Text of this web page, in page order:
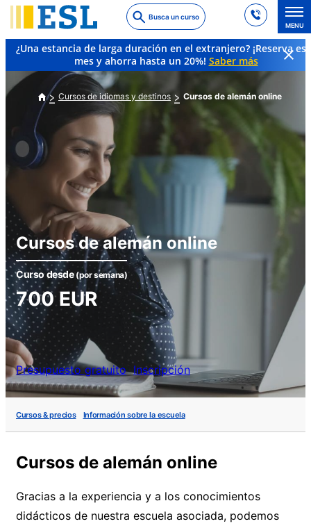
to
main
content
Busca un curso
MENU
¿Una estancia de larga duración en el extranjero? ¡Reserva
mes y ahorra hasta un 20%! Saber más
Cursos de idiomas y destinos Cursos de alemán online
Cursos de alemán online
Curso desde (por semana)
700EUR
Presupuesto gratuito Inscripción
Cursos & precios Información sobre la escuela
Cursos de alemán online
Gracias a la experiencia y a los conocimientos
didácticos de nuestra escuela asociada, podemos